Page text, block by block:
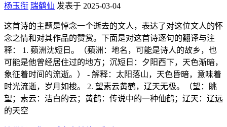
杨玉衔 瑞鹤仙 发表于 2025-03-04
这首诗的主题是悼念一个逝去的文人，表达了对这位文人的怀
念之情和对其作品的赞赏。下面是对这首诗逐句的翻译与注
释： 1. 蘋洲沈短日。（蘋洲：地名，可能是诗人的故乡，也
可能是他曾经居住过的地方；沉短日：夕阳西下，天色渐暗，
象征着时间的流逝。） - 解释：太阳落山，天色昏暗，意味着
时光流逝，岁月如梭。 2. 望素云黄鹤，辽天无极。（望：眺
望；素云：洁白的云；黄鹤：传说中的一种仙鹤；辽天：辽远
的天空